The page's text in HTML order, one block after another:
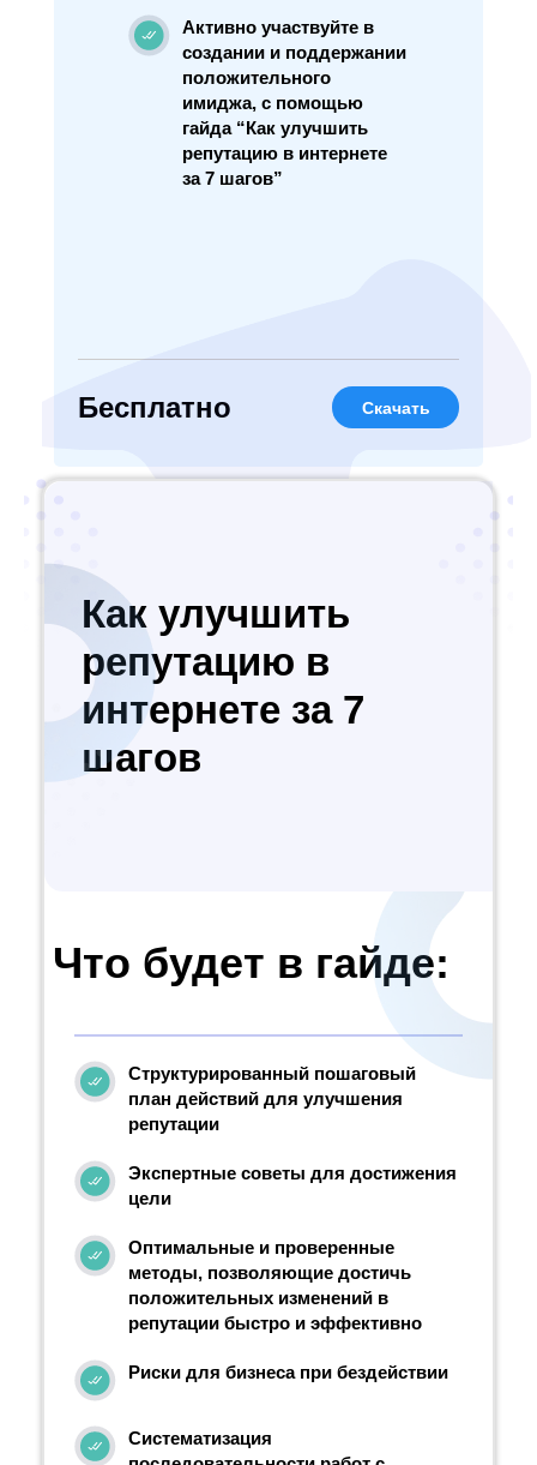
Активно участвуйте в
создании и поддержании
положительного
имиджа, с помощью
гайда “Как улучшить
репутацию в интернете
за 7 шагов”
Бесплатно Скачать
Как улучшить
репутацию в
интернете за 7
шагов
Что будет в гайде:
Структурированный пошаговый
план действий для улучшения
репутации
Экспертные советы для достижения
цели
Оптимальные и проверенные
методы, позволяющие достичь
положительных изменений в
репутации быстро и эффективно
Риски для бизнеса при бездействии
Систематизация